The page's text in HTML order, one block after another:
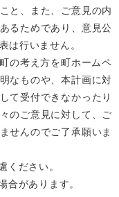
と、また、ご意見の内
るためであり、意見公
は行いません。
の考え方を町ホームペ
なものや、本計画に対
て受付できなかったり
のご意見に対して、ご
せんのでご了承願いま
ださい。
があります。